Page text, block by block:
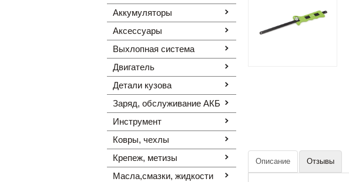
Аккумуляторы
Аксессуары
Выхлопная система
Двигатель
Детали кузова
Заряд, обслуживание АКБ
Инструмент
Ковры, чехлы
Крепеж, метизы
Масла,смазки, жидкости
Описание Отзывы